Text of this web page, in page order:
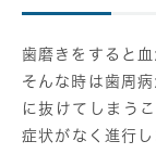
歯磨きをすると
そんな時は歯周
に抜けてしまう
症状がなく進行